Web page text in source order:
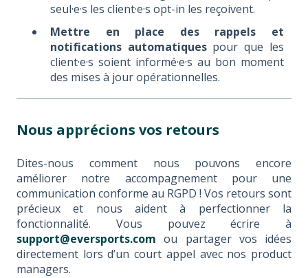
seul·e·s les client·e·s opt-in les reçoivent.
Mettre en place des rappels et
notifications automatiquespour que les
client·e·s soient informé·e·s au bon moment
des mises à jour opérationnelles.
Nous apprécions vos retours
Dites-nous comment nous pouvons encore
améliorer notre accompagnement pour une
communication conforme au RGPD ! Vos retours sont
précieux et nous aident à perfectionner la
fonctionnalité. Vous pouvez écrire à
support@eversports.com ou partager vos idées
directement lors d’un court appel avec nos product
managers.